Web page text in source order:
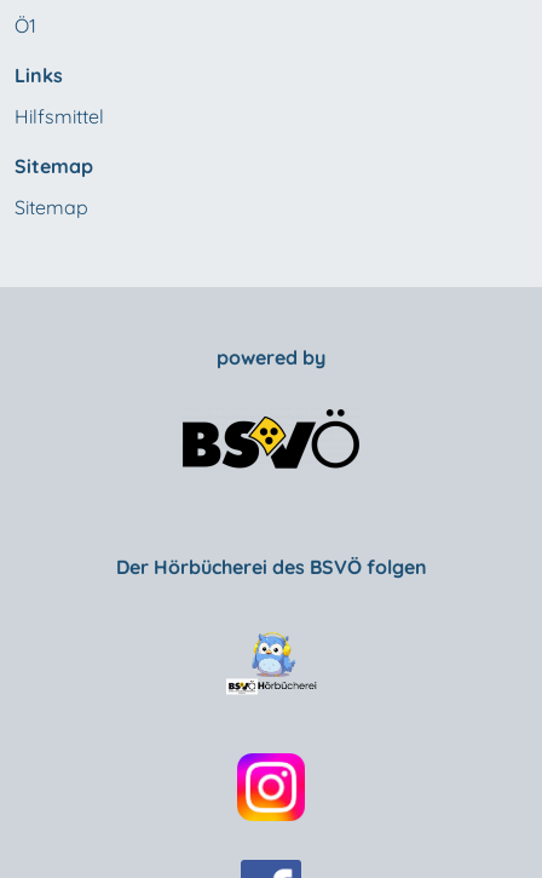
Ö1
Links
Hilfsmittel
Sitemap
Sitemap
powered by
Der Hörbücherei des BSVÖ folgen